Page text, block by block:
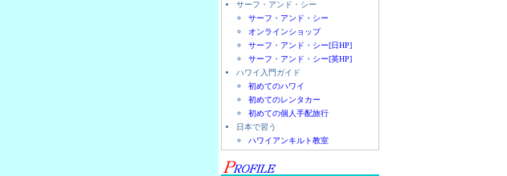
サーフ・アンド・シー
サーフ・アンド・シー
オンラインショップ
サーフ・アンド・シー[日HP]
サーフ・アンド・シー[英HP]
ハワイ入門ガイド
初めてのハワイ
初めてのレンタカー
初めての個人手配旅行
日本で習う
ハワイアンキルト教室